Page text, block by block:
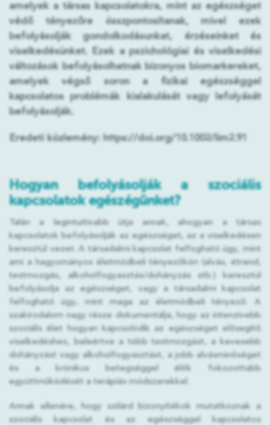
amelyek a társas kapcsolatokra, mint az egészséget
védő tényezőre összpontosítanak, mivel ezek
befolyásolják gondolkodásunkat, érzéseinket és
viselkedésünket. Ezek a pszichológiai és viselkedési
változások befolyásolhatnak bizonyos biomarkereket,
amelyek végső soron a fizikai egészséggel
kapcsolatos problémák kialakulását vagy lefolyását
befolyásolják.
Eredeti közlemény: https://doi.org/10.1002/lim2.91
Hogyan befolyásolják a szociális
kapcsolatok egészégünket?
Talán a legintuitívabb útja annak, ahogyan a társas
kapcsolatok befolyásolják az egészséget, az a viselkedésen
keresztül vezet. A társadalmi kapcsolat felfogható úgy, mint
ami a hagyományos életmódbeli tényezőkön (alvás, étrend,
testmozgás, alkoholfogyasztás/dohányzás stb.) keresztül
befolyásolja az egészséget, vagy a társadalmi kapcsolat
felfogható úgy, mint maga az életmódbeli tényező. A
szakirodalom nagy része dokumentálja, hogy az intenzívebb
szociális élet hogyan kapcsolódik az egészséget elősegítő
viselkedéshez, beleértve a több testmozgást, a kevesebb
dohányzást vagy alkoholfogyasztást, a jobb alvásminőséget
és a krónikus betegséggel élők fokozottabb
együttműködését a terápiás módszerekkel.
Annak ellenére, hogy szilárd bizonyítékok mutatkoznak a
szociális kapcsolat és az egészséggel kapcsolatos